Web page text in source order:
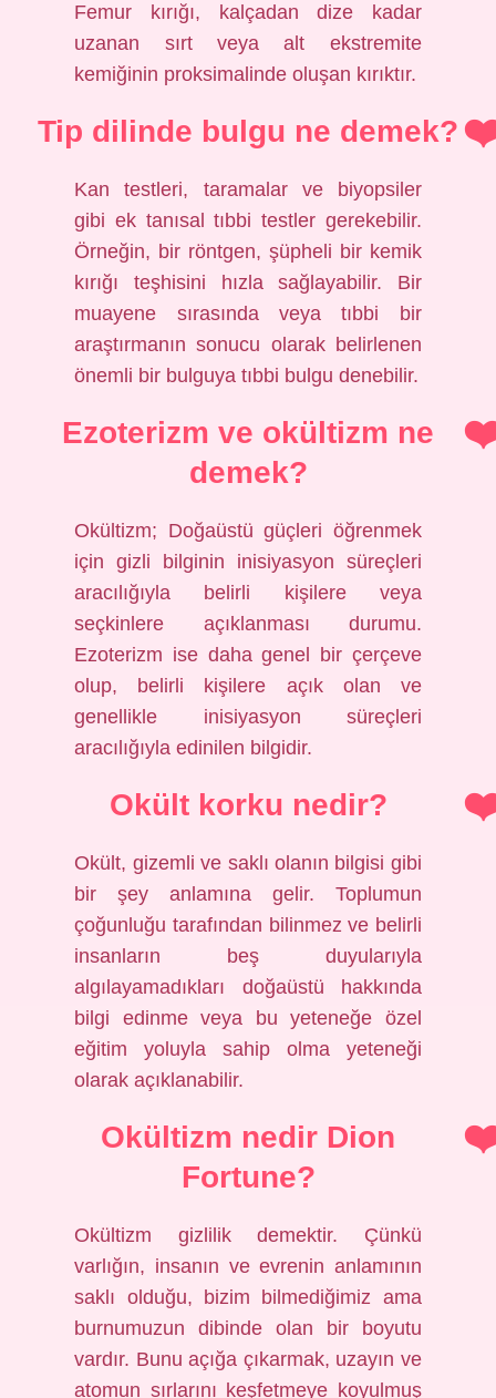
Femur kırığı, kalçadan dize kadar
uzanan sırt veya alt ekstremite
kemiğinin proksimalinde oluşan kırıktır.
Tip dilinde bulgu ne demek?
Kan testleri, taramalar ve biyopsiler
gibi ek tanısal tıbbi testler gerekebilir.
Örneğin, bir röntgen, şüpheli bir kemik
kırığı teşhisini hızla sağlayabilir. Bir
muayene sırasında veya tıbbi bir
araştırmanın sonucu olarak belirlenen
önemli bir bulguya tıbbi bulgu denebilir.
Ezoterizm ve okültizm ne
demek?
Okültizm; Doğaüstü güçleri öğrenmek
için gizli bilginin inisiyasyon süreçleri
aracılığıyla belirli kişilere veya
seçkinlere açıklanması durumu.
Ezoterizm ise daha genel bir çerçeve
olup, belirli kişilere açık olan ve
genellikle inisiyasyon süreçleri
aracılığıyla edinilen bilgidir.
Okült korku nedir?
Okült, gizemli ve saklı olanın bilgisi gibi
bir şey anlamına gelir. Toplumun
çoğunluğu tarafından bilinmez ve belirli
insanların beş duyularıyla
algılayamadıkları doğaüstü hakkında
bilgi edinme veya bu yeteneğe özel
eğitim yoluyla sahip olma yeteneği
olarak açıklanabilir.
Okültizm nedir Dion
Fortune?
Okültizm gizlilik demektir. Çünkü
varlığın, insanın ve evrenin anlamının
saklı olduğu, bizim bilmediğimiz ama
burnumuzun dibinde olan bir boyutu
vardır. Bunu açığa çıkarmak, uzayın ve
atomun sırlarını keşfetmeye koyulmuş